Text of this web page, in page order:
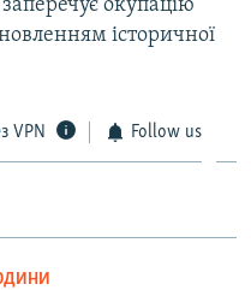
окупацію
історичної
VPN Follow us